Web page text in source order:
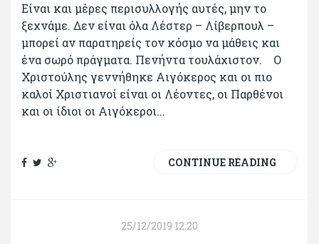
Είναι και μέρες περισυλλογής αυτές, μην το
ξεχνάμε. Δεν είναι όλα Λέστερ – Λίβερπουλ –
μπορεί αν παρατηρείς τον κόσμο να μάθεις και
ένα σωρό πράγματα. Πενήντα τουλάχιστον. Ο
Χριστούλης γεννήθηκε Αιγόκερος και οι πιο
καλοί Χριστιανοί είναι οι Λέοντες, οι Παρθένοι
και οι ίδιοι οι Αιγόκεροι...
CONTINUE READING
25/12/2019 12:20